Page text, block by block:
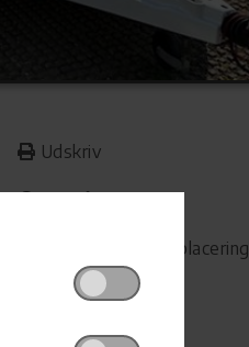
Udskriv
Campingvognens placering